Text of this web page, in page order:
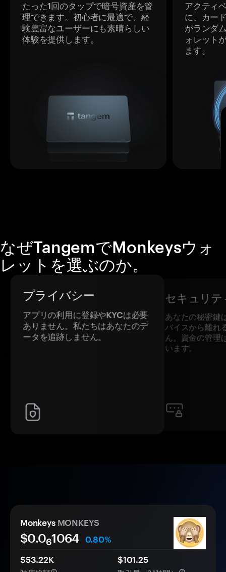
たった1回のタップで暗号資産を管
理できます。初心者に最適で、経
験豊富なユーザーにも素晴らしい
体験を提供します。
アクティ
に、カー
がランダ
ォレット
ます。
なぜTangemでMonkeysウォ
レットを選ぶのか。
プライバシー
アプリの利用に登録やKYCは必要
ありません。私たちはあなたのデ
ータを追跡しません。
セキュリテ
あなたの秘密鍵
バイスから離れ
ん。資金の管理
います。
Monkeys MONKEYS
$0.061064
0.80%
$53.22K
$101.25